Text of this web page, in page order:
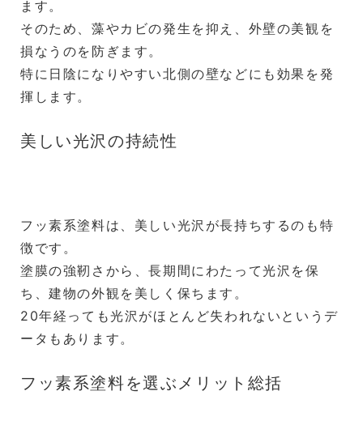
ます。
そのため、藻やカビの発生を抑え、外壁の美観を
損なうのを防ぎます。
特に日陰になりやすい北側の壁などにも効果を発
揮します。
美しい光沢の持続性
フッ素系塗料は、美しい光沢が長持ちするのも特
徴です。
塗膜の強靭さから、長期間にわたって光沢を保
ち、建物の外観を美しく保ちます。
20年経っても光沢がほとんど失われないというデ
ータもあります。
フッ素系塗料を選ぶメリット総括